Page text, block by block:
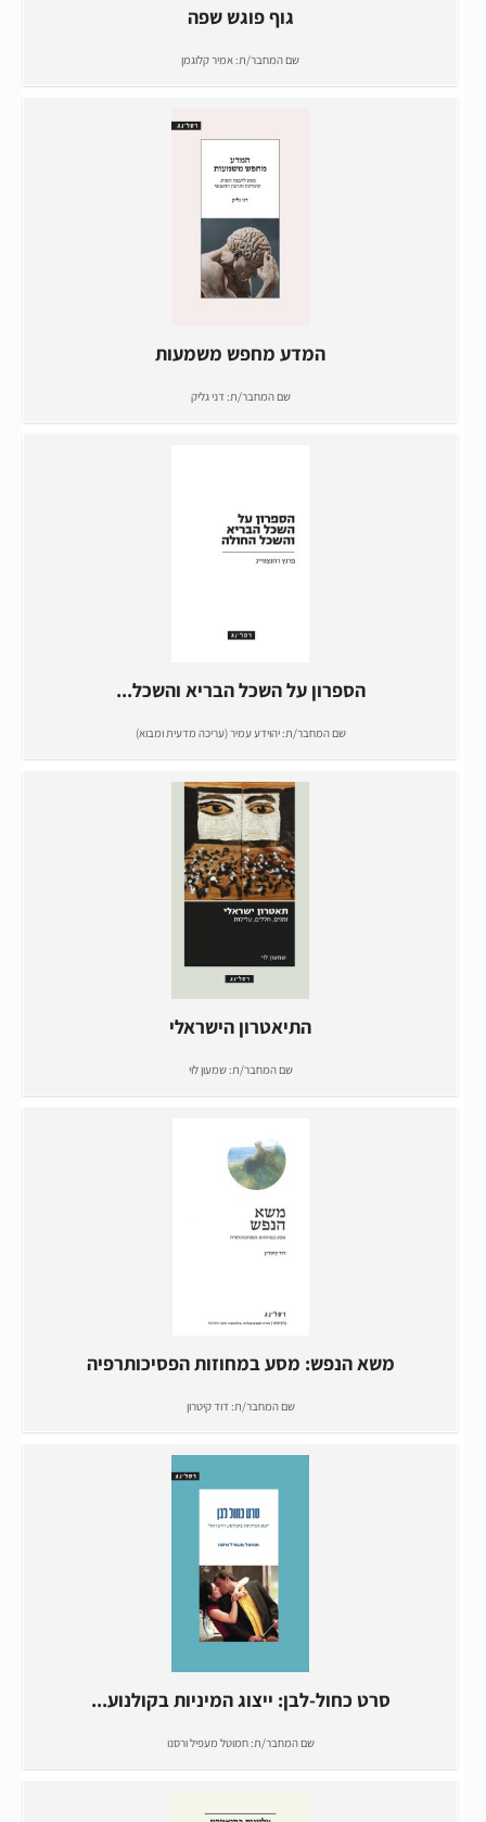
גוף פוגש שפה
שם המחבר/ת:אמיר קלוגמן
המדע מחפש משמעות
שם המחבר/ת:דני גליק
הספרון על השכל הבריא והשכל...
שם המחבר/ת:יהוידע עמיר (עריכה מדעית ומבוא)
התיאטרון הישראלי
שם המחבר/ת:שמעון לוי
משא הנפש: מסע במחוזות הפסיכותרפיה
שם המחבר/ת:דוד קיטרון
סרט כחול-לבן: ייצוג המיניות בקולנוע...
שם המחבר/ת:חמוטל מעפיל ורסנו